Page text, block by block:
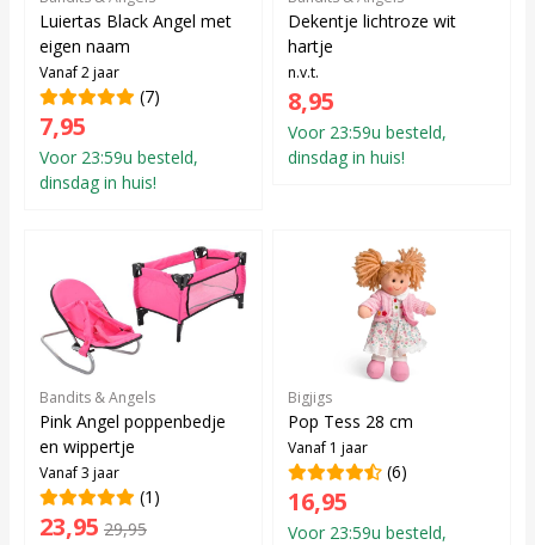
Luiertas Black Angel met
eigen naam
Vanaf 2 jaar
(7)
7,95
Voor 23:59u besteld,
dinsdag in huis!
Dekentje lichtroze wit
hartje
n.v.t.
8,95
Voor 23:59u besteld,
dinsdag in huis!
Bandits & Angels
Pink Angel poppenbedje
en wippertje
Vanaf 3 jaar
(1)
23,95 29,95
Bigjigs
Pop Tess 28 cm
Vanaf 1 jaar
(6)
16,95
Voor 23:59u besteld,